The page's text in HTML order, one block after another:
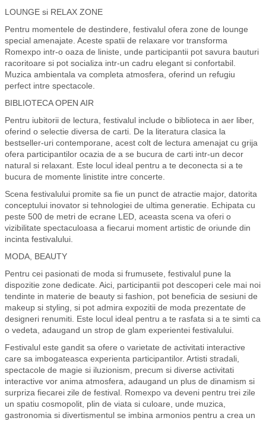
LOUNGE si RELAX ZONE
Pentru momentele de destindere, festivalul ofera zone de lounge
special amenajate. Aceste spatii de relaxare vor transforma
Romexpo intr-o oaza de liniste, unde participantii pot savura bauturi
racoritoare si pot socializa intr-un cadru elegant si confortabil.
Muzica ambientala va completa atmosfera, oferind un refugiu
perfect intre spectacole.
BIBLIOTECA OPEN AIR
Pentru iubitorii de lectura, festivalul include o biblioteca in aer liber,
oferind o selectie diversa de carti. De la literatura clasica la
bestseller-uri contemporane, acest colt de lectura amenajat cu grija
ofera participantilor ocazia de a se bucura de carti intr-un decor
natural si relaxant. Este locul ideal pentru a te deconecta si a te
bucura de momente linistite intre concerte.
Scena festivalului promite sa fie un punct de atractie major, datorita
conceptului inovator si tehnologiei de ultima generatie. Echipata cu
peste 500 de metri de ecrane LED, aceasta scena va oferi o
vizibilitate spectaculoasa a fiecarui moment artistic de oriunde din
incinta festivalului.
MODA, BEAUTY
Pentru cei pasionati de moda si frumusete, festivalul pune la
dispozitie zone dedicate. Aici, participantii pot descoperi cele mai noi
tendinte in materie de beauty si fashion, pot beneficia de sesiuni de
makeup si styling, si pot admira expozitii de moda prezentate de
designeri renumiti. Este locul ideal pentru a te rasfata si a te simti ca
o vedeta, adaugand un strop de glam experientei festivalului.
Festivalul este gandit sa ofere o varietate de activitati interactive
care sa imbogateasca experienta participantilor. Artisti stradali,
spectacole de magie si iluzionism, precum si diverse activitati
interactive vor anima atmosfera, adaugand un plus de dinamism si
surpriza fiecarei zile de festival. Romexpo va deveni pentru trei zile
un spatiu cosmopolit, plin de viata si culoare, unde muzica,
gastronomia si divertismentul se imbina armonios pentru a crea un